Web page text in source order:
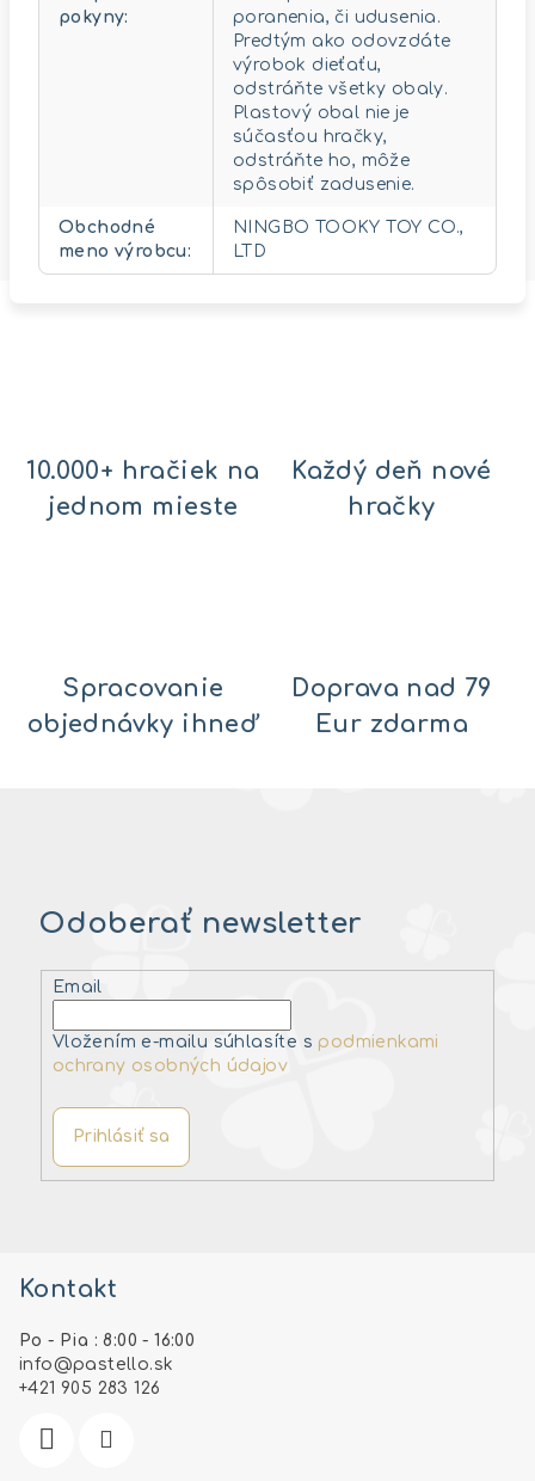
pokyny:
poranenia, či udusenia.
Predtým ako odovzdáte
výrobok dieťaťu,
odstráňte všetky obaly.
Plastový obal nie je
súčasťou hračky,
odstráňte ho, môže
spôsobiť zadusenie.
Obchodné
meno výrobcu:
NINGBO TOOKY TOY CO.,
LTD
10.000+ hračiek na
jednom mieste
Každý deň nové
hračky
Spracovanie
objednávky ihneď
Doprava nad 79
Eur zdarma
Odoberať newsletter
Email
Vložením e-mailu súhlasíte s podmienkami
ochrany osobných údajov
Prihlásiť sa
Kontakt
Po - Pia : 8:00 - 16:00
info @pastello.sk
+421 905 283 126